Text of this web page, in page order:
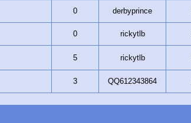
0 derbyprince
0 rickytlb
5 rickytlb
3 QQ612343864